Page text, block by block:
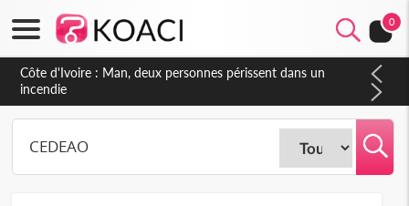
0
Côte d'Ivoire : Séileu, la célébration de la fête nationale
transformée en vaste campagne contre les produits
dépigmentants dangereux